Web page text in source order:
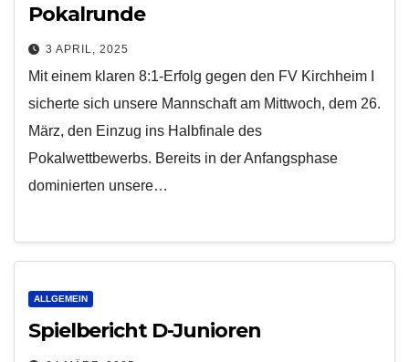
Pokalrunde
3 APRIL, 2025
Mit einem klaren 8:1-Erfolg gegen den FV Kirchheim I
sicherte sich unsere Mannschaft am Mittwoch, dem 26.
März, den Einzug ins Halbfinale des
Pokalwettbewerbs. Bereits in der Anfangsphase
dominierten unsere…
ALLGEMEIN
Spielbericht D-Junioren